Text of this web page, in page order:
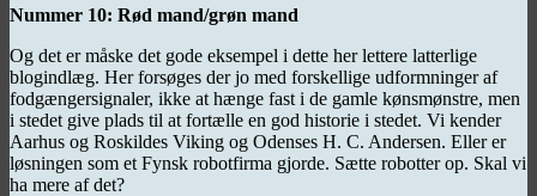
Nummer 10: Rød mand/grøn mand
Og det er måske det gode eksempel i dette her lettere latterlige
blogindlæg. Her forsøges der jo med forskellige udformninger af
fodgængersignaler, ikke at hænge fast i de gamle kønsmønstre, men
i stedet give plads til at fortælle en god historie i stedet. Vi kender
Aarhus og Roskildes Viking og Odenses H. C. Andersen. Eller er
løsningen som et Fynsk robotfirma gjorde. Sætte robotter op. Skal vi
ha mere af det?